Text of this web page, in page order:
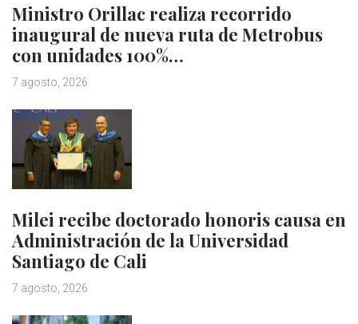
Ministro Orillac realiza recorrido
inaugural de nueva ruta de Metrobus
con unidades 100%…
7 agosto, 2026
Milei recibe doctorado honoris causa en
Administración de la Universidad
Santiago de Cali
7 agosto, 2026